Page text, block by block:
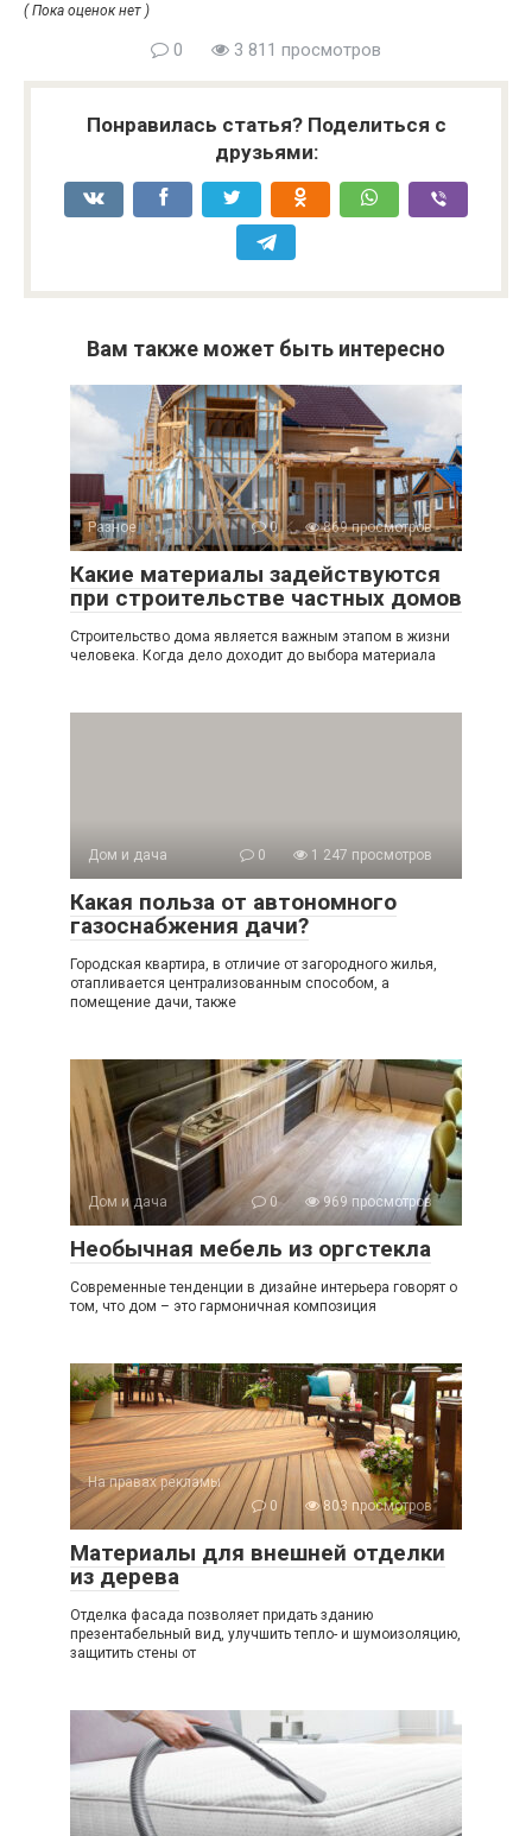
( Пока оценок нет )
0 3 811 просмотров
Понравилась статья? Поделиться с
друзьями:
Вам также может быть интересно
Разное 0 869 просмотров
Какие материалы задействуются
при строительстве частных домов
Строительство дома является важным этапом в жизни
человека. Когда дело доходит до выбора материала
Дом и дача 0 1 247 просмотров
Какая польза от автономного
газоснабжения дачи?
Городская квартира, в отличие от загородного жилья,
отапливается централизованным способом, а
помещение дачи, также
Дом и дача 0 969 просмотров
Необычная мебель из оргстекла
Современные тенденции в дизайне интерьера говорят о
том, что дом – это гармоничная композиция
На правах рекламы
0
803 просмотров
Материалы для внешней отделки
из дерева
Отделка фасада позволяет придать зданию
презентабельный вид, улучшить тепло- и шумоизоляцию,
защитить стены от